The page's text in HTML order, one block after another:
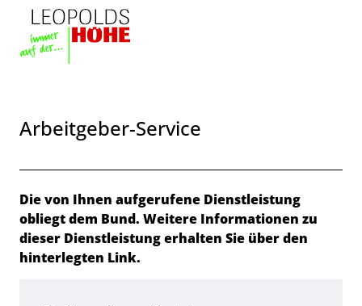
Zum Hauptinhalt springen
Zum Header
Zum Hauptinhalt
Zum Footer
Arbeitgeber-Service
Beschreibung
Die von Ihnen aufgerufene Dienstleistung
obliegt dem Bund. Weitere Informationen zu
dieser Dienstleistung erhalten Sie über den
hinterlegten Link.